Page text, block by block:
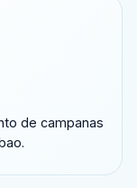
de campanas